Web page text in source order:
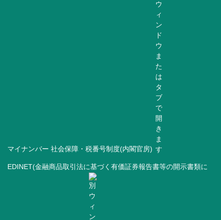
マイナンバー 社会保障・税番号制度(内閣官房)
EDINET(金融商品取引法に基づく有価証券報告書等の開示書類に